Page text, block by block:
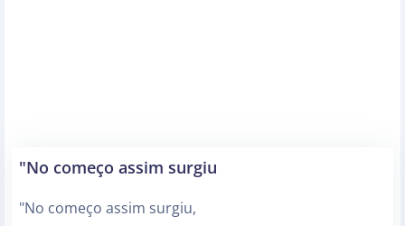
"No começo assim surgiu
"No começo assim surgiu,